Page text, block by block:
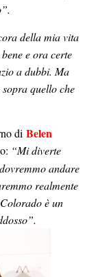
della mia vita
e ora certe
a dubbi. Ma
quello che
di Belen
“Mi diverte
andare
realmente
è un